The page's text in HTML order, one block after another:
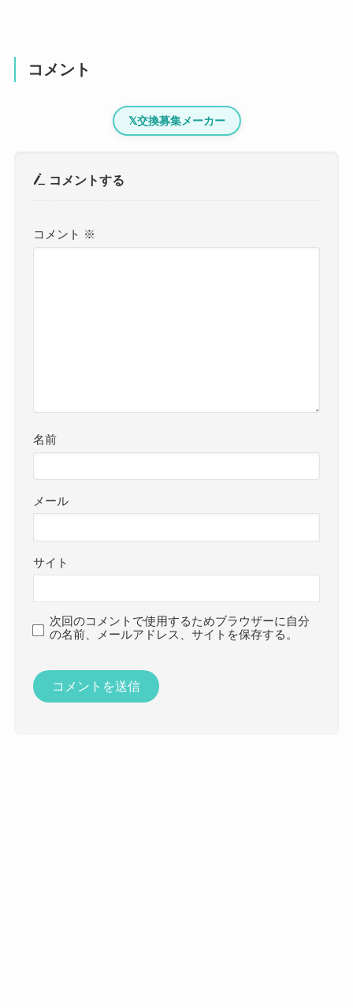
コメント
𝕏交換募集メーカー
コメントする
コメント ※
名前
メール
サイト
次回のコメントで使用するためブラウザーに自分
の名前、メールアドレス、サイトを保存する。